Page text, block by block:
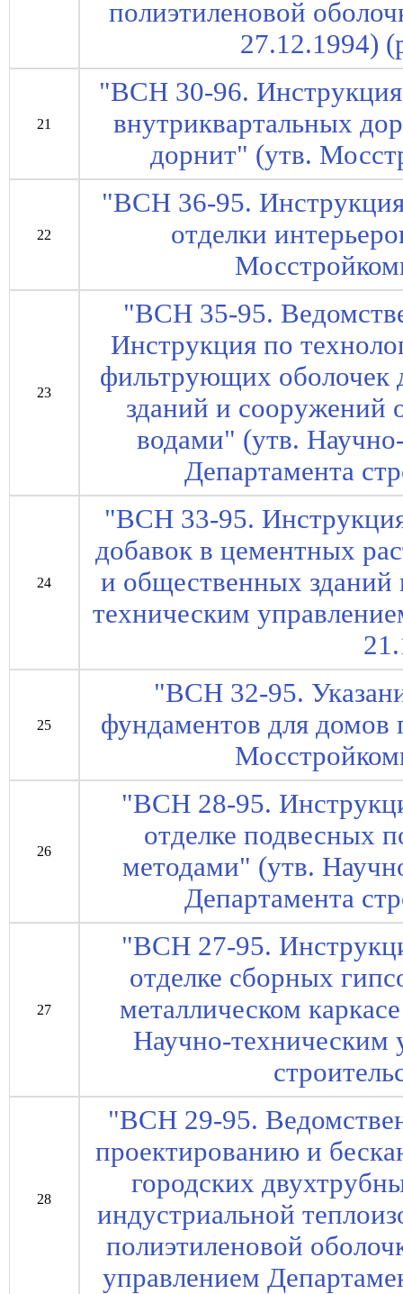
полиэтиленовой
27.12.1994)
21
"ВСН 30-96. Инструкция
внутриквартальных
дорнит" (утв.
22
"ВСН 36-95.
отделки
23
"ВСН 35-95.
Инструкция по
фильтрующих оболочек
зданий и сооружений
водами" (утв.
Департамента
24
"ВСН 33-95.
добавок в цементных
и общественных зданий
техническим
25
"ВСН 32-95.
фундаментов для
26
"ВСН 28-95.
отделке подвесных
методами" (утв.
Департамента
27
"ВСН 27-95.
отделке сборных
металлическом
Научно-техническим
28
"ВСН 29-95.
проектированию и
городских
индустриальной
полиэтиленовой
управлением